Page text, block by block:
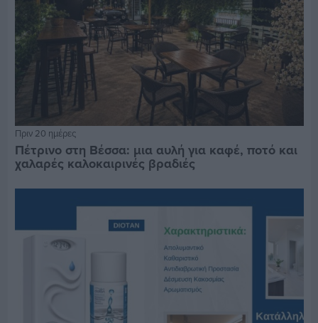
Πριν 20 ημέρες
Πέτρινο στη Βέσσα: μια αυλή για καφέ, ποτό και
χαλαρές καλοκαιρινές βραδιές